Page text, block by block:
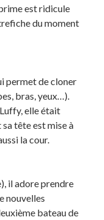
est ridicule
du moment
permet de cloner
bras, yeux…).
elle était
sa tête est mise à
la cour.
il adore prendre
nouvelles
bateau de